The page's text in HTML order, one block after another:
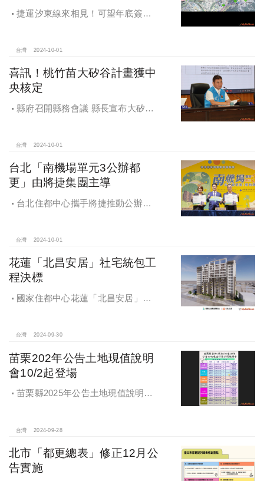
捷運汐東線來相見！可望年底簽約
台灣 2024-10-01
喜訊！桃竹苗大矽谷計畫獲中
央核定
縣府召開縣務會議 縣長宣布大矽谷
台灣 2024-10-01
台北「南機場單元3公辦都
更」由將捷集團主導
台北住都中心攜手將捷推動公辦都
台灣 2024-10-01
花蓮「北昌安居」社宅統包工
程決標
國家住都中心花蓮「北昌安居」社
台灣 2024-09-30
苗栗202年公告土地現值說明
會10/2起登場
苗栗縣2025年公告土地現值說明會
台灣 2024-09-28
北市「都更總表」修正12月公
告實施